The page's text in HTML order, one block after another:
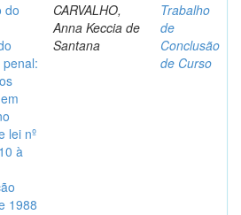
do
lei nº
à
1988
CARVALHO,
Anna Keccia de
Santana
Trabalho
de
Conclusão
de Curso